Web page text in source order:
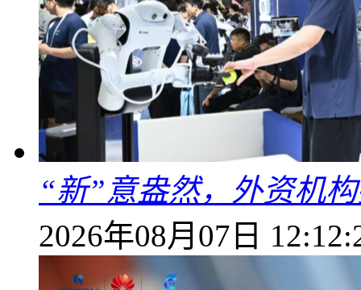
“新”意盎然，外资机
2026年08月07日